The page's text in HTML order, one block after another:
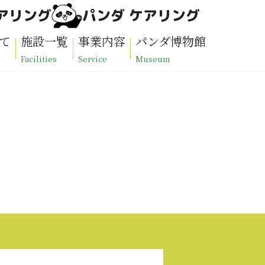
リング パンダ ケアリング
施設一覧
Facilities
事業内容
Service
パンダ博物館
Museum